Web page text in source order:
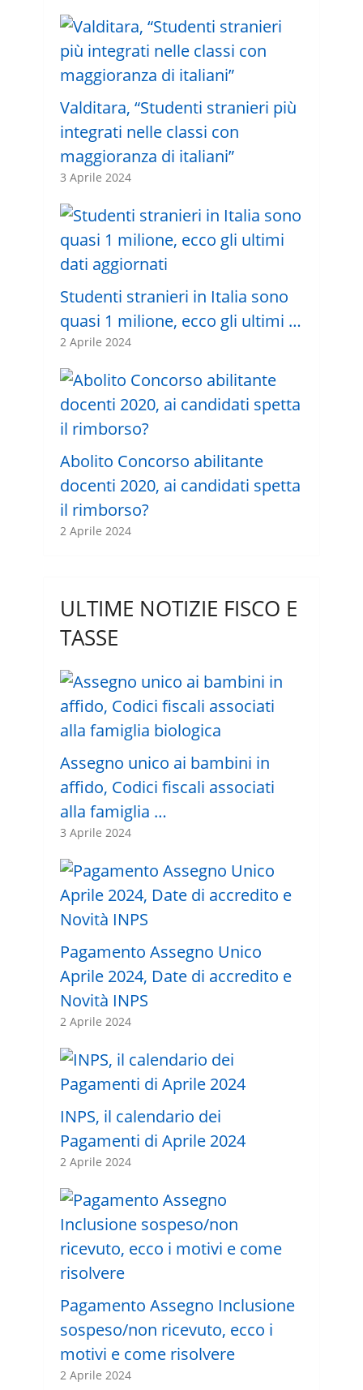
Valditara, “Studenti stranieri più
integrati nelle classi con
maggioranza di italiani”
3 Aprile 2024
Studenti stranieri in Italia sono
quasi 1 milione, ecco gli ultimi …
2 Aprile 2024
Abolito Concorso abilitante
docenti 2020, ai candidati spetta
il rimborso?
2 Aprile 2024
ULTIME NOTIZIE FISCO E
TASSE
Assegno unico ai bambini in
affido, Codici fiscali associati
alla famiglia …
3 Aprile 2024
Pagamento Assegno Unico
Aprile 2024, Date di accredito e
Novità INPS
2 Aprile 2024
INPS, il calendario dei
Pagamenti di Aprile 2024
2 Aprile 2024
Pagamento Assegno Inclusione
sospeso/non ricevuto, ecco i
motivi e come risolvere
2 Aprile 2024